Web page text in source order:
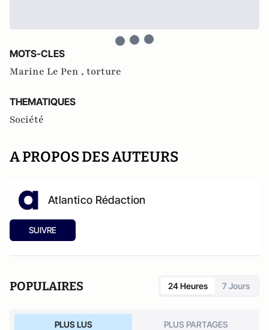
MOTS-CLES
Marine Le Pen , torture
THEMATIQUES
Société
A PROPOS DES AUTEURS
Atlantico Rédaction
SUIVRE
POPULAIRES 24 Heures 7 Jours
PLUS LUS PLUS PARTAGES